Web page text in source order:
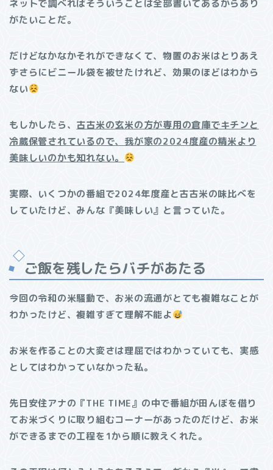
ネットで調べればそういうことは全部書いてあるからあり
がたいことだ。
だけどなかなかそれができなくて、物置のお米はとりあえ
ずさらにビニール袋を被せたけれど、効果のほどはわから
ない
もしかしたら、 古古米の玄米の方が専用の倉庫でキチンと
冷蔵保管されているので、我が家の2024度産の精米より
美味しいのかも知れない。
実際、いくつかの番組で2024年度産と古古米の味比べを
していたけど、みんな『美味しい』と言っていた。
ご飯を残したらバチがあたる
今回の令和の米騒動で、お米の流通がとても複雑なことが
わかったけど、複雑すぎて理解不能よ
お米を作ることの大変さは理屈ではわかっていても、実感
としてはわかっていなかった私。
先日安住アナの『THE TIME』の中で番組が田んぼを借り
てお米づくりに取り組むコーナーがあったのだけど、お米
ができるまでの工程を1から順に教えくれた。